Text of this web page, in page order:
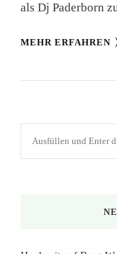
als Dj Paderborn
MEHR ERFAHREN